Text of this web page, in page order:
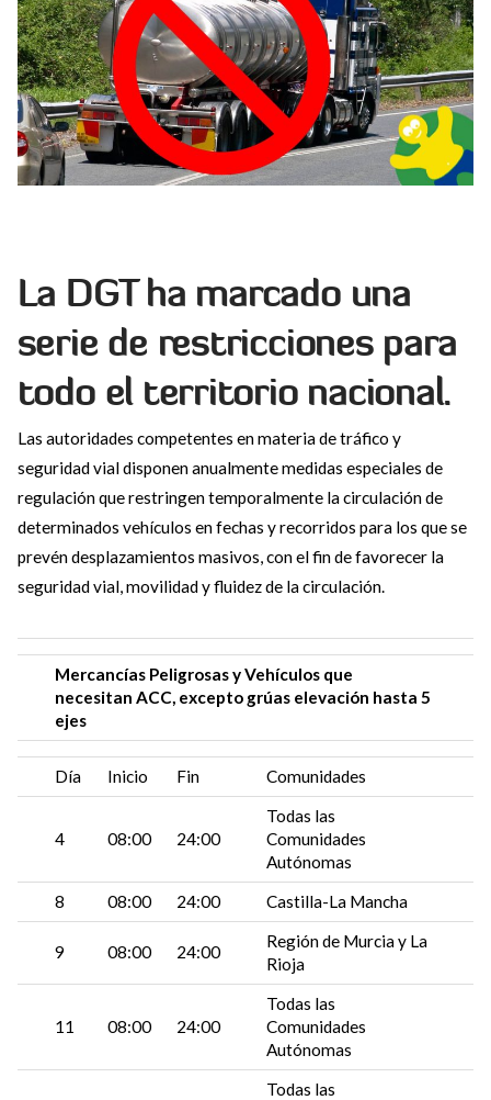
La DGT ha marcado una
serie de restricciones para
todo el territorio nacional.
Las autoridades competentes en materia de tráfico y
seguridad vial disponen anualmente medidas especiales de
regulación que restringen temporalmente la circulación de
determinados vehículos en fechas y recorridos para los que se
prevén desplazamientos masivos, con el fin de favorecer la
seguridad vial, movilidad y fluidez de la circulación.
Mercancías Peligrosas y Vehículos que
necesitan ACC, excepto grúas elevación hasta 5
ejes
Día Inicio Fin Comunidades
4 08:00 24:00
Todas las
Comunidades
Autónomas
8
08:00 24:00 Castilla-La Mancha
9 08:00 24:00
Región de Murcia y La
Rioja
11 08:00 24:00
Todas las
Comunidades
Autónomas
Todas las